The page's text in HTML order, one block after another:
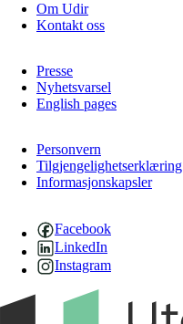
Om Udir
Kontakt oss
Presse
Nyhetsvarsel
English pages
Personvern
Tilgjengelighetserklæring
Informasjonskapsler
Facebook
LinkedIn
Instagram